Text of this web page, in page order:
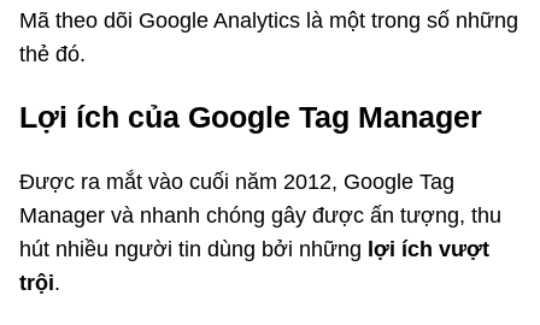
Mã theo dõi Google Analytics là một trong số những
thẻ đó.
Lợi ích của Google Tag Manager
Được ra mắt vào cuối năm 2012, Google Tag
Manager và nhanh chóng gây được ấn tượng, thu
hút nhiều người tin dùng bởi những lợi ích vượt
trội.